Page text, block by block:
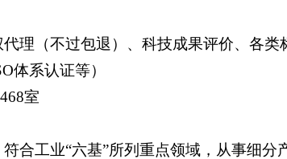
理（不过包退）、科技成果评价、各
体系认证等）
室
合工业“六基”所列重点领域，从事细